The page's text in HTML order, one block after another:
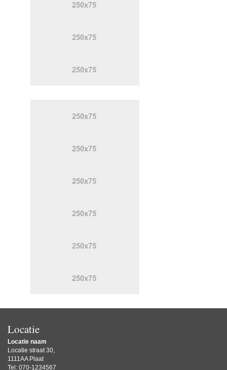
Locatie
Locatie naam
Locatie straat 30,
1111AA Plaat
Tel: 070-1234567